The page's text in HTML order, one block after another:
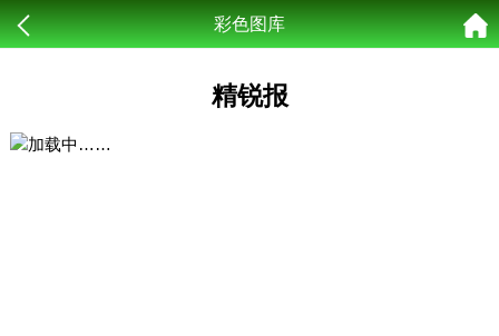
彩色图库
精锐报